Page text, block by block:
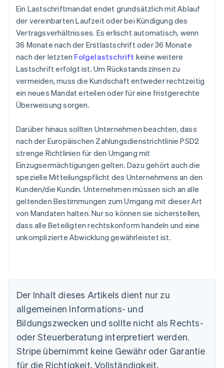
Ein Lastschriftmandat endet grundsätzlich mit Ablauf
der vereinbarten Laufzeit oder bei Kündigung des
Vertragsverhältnisses. Es erlischt automatisch, wenn
36 Monate nach der Erstlastschrift oder 36 Monate
nach der letzten Folgelastschrift keine weitere
Lastschrift erfolgt ist. Um Rückstandszinsen zu
vermeiden, muss die Kundschaft entweder rechtzeitig
ein neues Mandat erteilen oder für eine fristgerechte
Überweisung sorgen.
Darüber hinaus sollten Unternehmen beachten, dass
nach der Europäischen Zahlungsdienstrichtlinie PSD2
strenge Richtlinien für den Umgang mit
Einzugsermächtigungen gelten. Dazu gehört auch die
spezielle Mitteilungspflicht des Unternehmens an den
Kunden/die Kundin. Unternehmen müssen sich an alle
geltenden Bestimmungen zum Umgang mit dieser Art
von Mandaten halten. Nur so können sie sicherstellen,
dass alle Beteiligten rechtskonform handeln und eine
unkomplizierte Abwicklung gewährleistet ist.
Der Inhalt dieses Artikels dient nur zu
allgemeinen Informations- und
Bildungszwecken und sollte nicht als Rechts-
oder Steuerberatung interpretiert werden.
Stripe übernimmt keine Gewähr oder Garantie
für die Richtigkeit, Vollständigkeit,
Australien
English
Belgien
Nederlands Français DeutschEnglish
Brasilien
PortuguêsEnglish